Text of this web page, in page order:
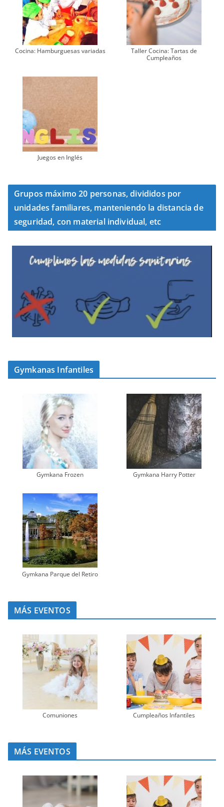
Cocina: Hamburguesas variadas
Taller Cocina: Tartas de
Cumpleaños
Juegos en Inglés
Grupos máximo 20 personas, divididos por
unidades familiares, manteniendo la distancia de
seguridad, con material individual, etc
Gymkanas Infantiles
Gymkana Frozen Gymkana Harry Potter
Gymkana Parque del Retiro
MÁS EVENTOS
Comuniones Cumpleaños Infantiles
MÁS EVENTOS